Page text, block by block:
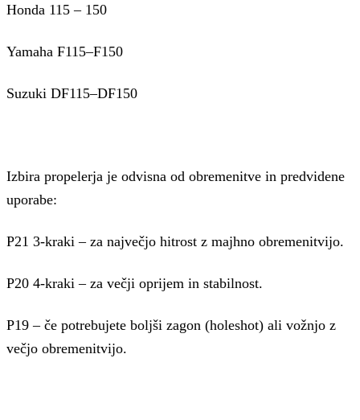
Honda 115 – 150
Yamaha F115–F150
Suzuki DF115–DF150
Izbira propelerja je odvisna od obremenitve in predvidene
uporabe:
P21 3-kraki – za največjo hitrost z majhno obremenitvijo.
P20 4-kraki – za večji oprijem in stabilnost.
P19 – če potrebujete boljši zagon (holeshot) ali vožnjo z
večjo obremenitvijo.